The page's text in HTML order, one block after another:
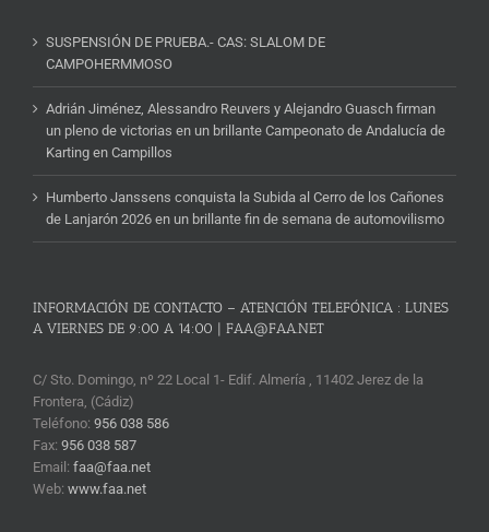
SUSPENSIÓN DE PRUEBA.- CAS: SLALOM DE
CAMPOHERMMOSO
Adrián Jiménez, Alessandro Reuvers y Alejandro Guasch firman
un pleno de victorias en un brillante Campeonato de Andalucía de
Karting en Campillos
Humberto Janssens conquista la Subida al Cerro de los Cañones
de Lanjarón 2026 en un brillante fin de semana de automovilismo
INFORMACIÓN DE CONTACTO – ATENCIÓN TELEFÓNICA : LUNES
A VIERNES DE 9:00 A 14:00 | FAA@FAA.NET
C/ Sto. Domingo, nº 22 Local 1- Edif. Almería , 11402 Jerez de la
Frontera, (Cádiz)
Teléfono: 956 038 586
Fax: 956 038 587
Email: faa@faa.net
Web: www.faa.net